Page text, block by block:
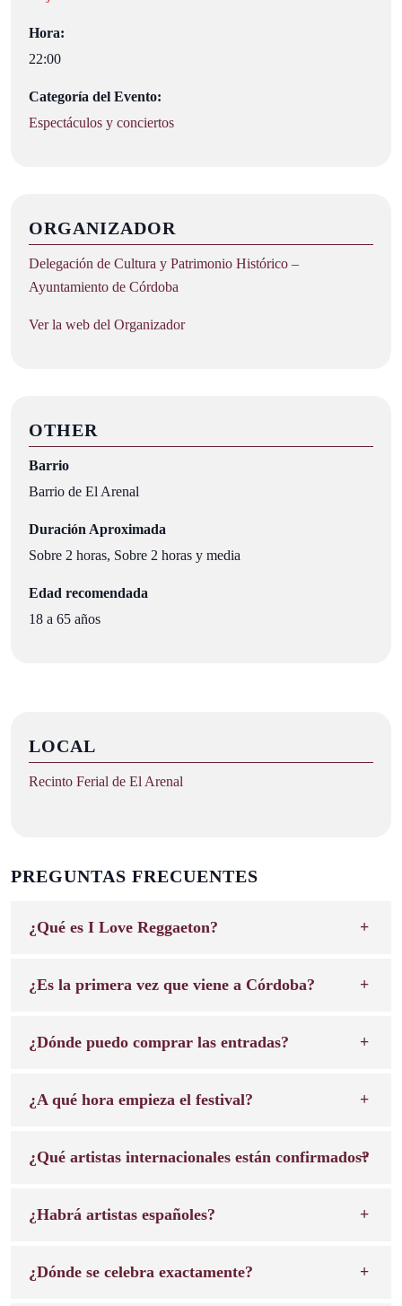
Hora:
22:00
Categoría del Evento:
Espectáculos y conciertos
ORGANIZADOR
Delegación de Cultura y Patrimonio Histórico –
Ayuntamiento de Córdoba
Ver la web del Organizador
OTHER
Barrio
Barrio de El Arenal
Duración Aproximada
Sobre 2 horas, Sobre 2 horas y media
Edad recomendada
18 a 65 años
LOCAL
Recinto Ferial de El Arenal
PREGUNTAS FRECUENTES
¿Qué es I Love Reggaeton?
¿Es la primera vez que viene a Córdoba?
¿Dónde puedo comprar las entradas?
¿A qué hora empieza el festival?
¿Qué artistas internacionales están confirmados?
¿Habrá artistas españoles?
¿Dónde se celebra exactamente?